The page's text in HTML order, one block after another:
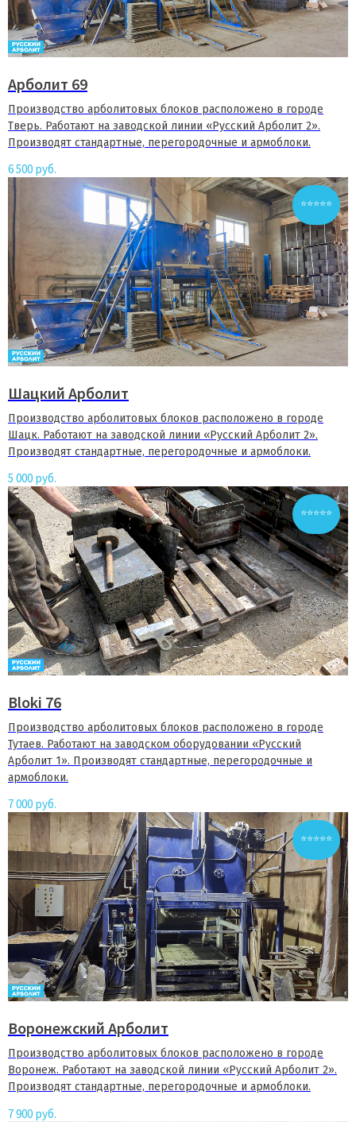
Арболит 69
Производство арболитовых блоков расположено в городе
Тверь. Работают на заводской линии «Русский Арболит 2».
Производят стандартные, перегородочные и армоблоки.
6 500 руб.
⭐⭐⭐⭐⭐
Шацкий Арболит
Производство арболитовых блоков расположено в городе
Шацк. Работают на заводской линии «Русский Арболит 2».
Производят стандартные, перегородочные и армоблоки.
5 000 руб.
⭐⭐⭐⭐⭐
Bloki 76
Производство арболитовых блоков расположено в городе
Тутаев. Работают на заводском оборудовании «Русский
Арболит 1». Производят стандартные, перегородочные и
армоблоки.
7 000 руб.
⭐⭐⭐⭐⭐
Воронежский Арболит
Производство арболитовых блоков расположено в городе
Воронеж. Работают на заводской линии «Русский Арболит 2».
Производят стандартные, перегородочные и армоблоки.
7 900 руб.